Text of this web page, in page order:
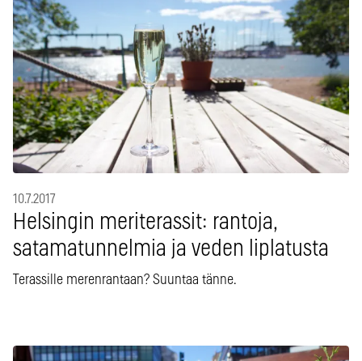
10.7.2017
Helsingin meriterassit: rantoja,
satamatunnelmia ja veden liplatusta
Terassille merenrantaan? Suuntaa tänne.